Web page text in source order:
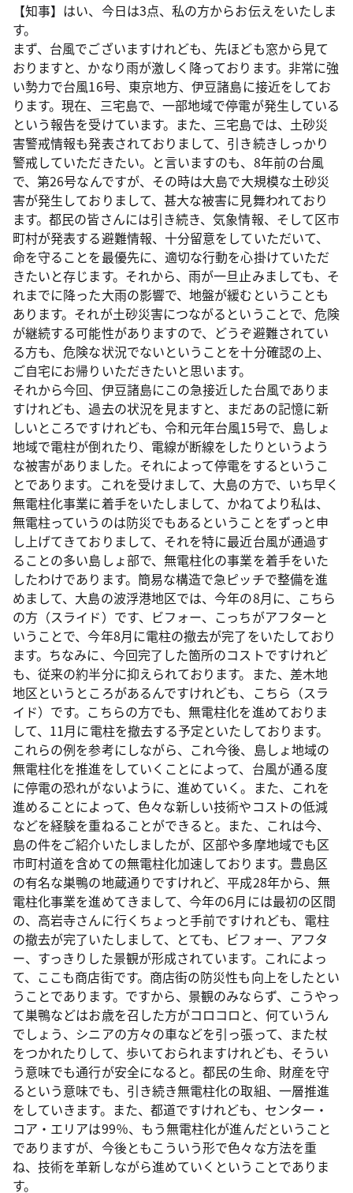
【知事】はい、今日は3点、私の方からお伝えをいたしま
す。
まず、台風でございますけれども、先ほども窓から見て
おりますと、かなり雨が激しく降っております。非常に強
い勢力で台風16号、東京地方、伊豆諸島に接近をしてお
ります。現在、三宅島で、一部地域で停電が発生している
という報告を受けています。また、三宅島では、土砂災
害警戒情報も発表されておりまして、引き続きしっかり
警戒していただきたい。と言いますのも、8年前の台風
で、第26号なんですが、その時は大島で大規模な土砂災
害が発生しておりまして、甚大な被害に見舞われており
ます。都民の皆さんには引き続き、気象情報、そして区市
町村が発表する避難情報、十分留意をしていただいて、
命を守ることを最優先に、適切な行動を心掛けていただ
きたいと存じます。それから、雨が一旦止みましても、そ
れまでに降った大雨の影響で、地盤が緩むということも
あります。それが土砂災害につながるということで、危険
が継続する可能性がありますので、どうぞ避難されてい
る方も、危険な状況でないということを十分確認の上、
ご自宅にお帰りいただきたいと思います。
それから今回、伊豆諸島にこの急接近した台風でありま
すけれども、過去の状況を見ますと、まだあの記憶に新
しいところですけれども、令和元年台風15号で、島しょ
地域で電柱が倒れたり、電線が断線をしたりというよう
な被害がありました。それによって停電をするというこ
とであります。これを受けまして、大島の方で、いち早く
無電柱化事業に着手をいたしまして、かねてより私は、
無電柱っていうのは防災でもあるということをずっと申
し上げてきておりまして、それを特に最近台風が通過す
ることの多い島しょ部で、無電柱化の事業を着手をいた
したわけであります。簡易な構造で急ピッチで整備を進
めまして、大島の波浮港地区では、今年の8月に、こちら
の方（スライド）です、ビフォー、こっちがアフターと
いうことで、今年8月に電柱の撤去が完了をいたしており
ます。ちなみに、今回完了した箇所のコストですけれど
も、従来の約半分に抑えられております。また、差木地
地区というところがあるんですけれども、こちら（スラ
イド）です。こちらの方でも、無電柱化を進めておりま
して、11月に電柱を撤去する予定といたしております。
これらの例を参考にしながら、これ今後、島しょ地域の
無電柱化を推進をしていくことによって、台風が通る度
に停電の恐れがないように、進めていく。また、これを
進めることによって、色々な新しい技術やコストの低減
などを経験を重ねることができると。また、これは今、
島の件をご紹介いたしましたが、区部や多摩地域でも区
市町村道を含めての無電柱化加速しております。豊島区
の有名な巣鴨の地蔵通りですけれど、平成28年から、無
電柱化事業を進めてきまして、今年の6月には最初の区間
の、高岩寺さんに行くちょっと手前ですけれども、電柱
の撤去が完了いたしまして、とても、ビフォー、アフタ
ー、すっきりした景観が形成されています。これによっ
て、ここも商店街です。商店街の防災性も向上をしたとい
うことであります。ですから、景観のみならず、こうやっ
て巣鴨などはお歳を召した方がコロコロと、何ていうん
でしょう、シニアの方々の車などを引っ張って、また杖
をつかれたりして、歩いておられますけれども、そうい
う意味でも通行が安全になると。都民の生命、財産を守
るという意味でも、引き続き無電柱化の取組、一層推進
をしていきます。また、都道ですけれども、センター・
コア・エリアは99％、もう無電柱化が進んだということ
でありますが、今後ともこういう形で色々な方法を重
ね、技術を革新しながら進めていくということでありま
す。